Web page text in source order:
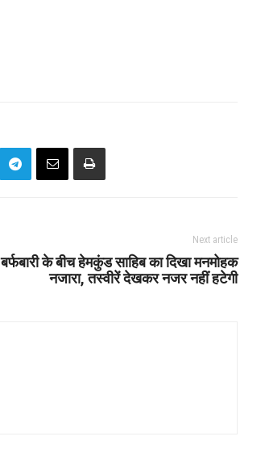
Next article
बर्फबारी के बीच हेमकुंड साहिब का दिखा मनमोहक
नजारा, तस्वीरें देखकर नजर नहीं हटेगी